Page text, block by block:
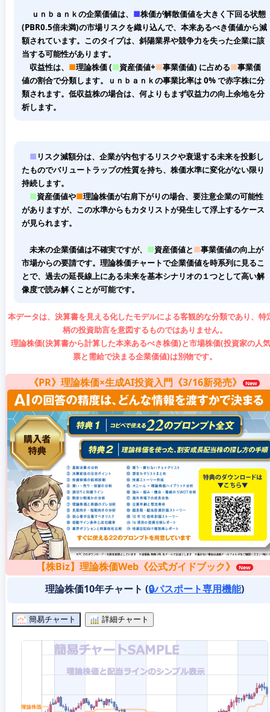
ｕｎｂａｎｋの企業価値は、 ■株価が解散価値を大きく下回る状態
(PBR0.5倍未満)の市場リスクを織り込んで、本来あるべき価値から減
額されています。このタイプは、斜陽業界や競争力を失った企業に該
当する可能性があります。
収益性は、 ■理論株価 (■資産価値+■事業価値) に占める■事業価
値の割合で分類します。ｕｎｂａｎｋの事業比率は 0% で赤字株に分
類されます。低収益株の場合は、何よりもまず収益力の向上余地を分
析します。
■ リスク減額分は、企業が内包するリスクや衰退する未来を投影し
たものでバリュートラップの性質を持ち、株価水準に変化がない限り
持続します。
■資産価値や■理論株価が右肩下がりの場合、要注意企業の可能性
がありますが、この水準からもカタリストが発生して浮上するケース
が見られます。
未来の企業価値は不確実ですが、 ■資産価値と■事業価値の向上が
市場からの要請です。理論株価チャートで企業価値を時系列に見るこ
とで、過去の延長線上にある未来を基本シナリオの１つとして高い解
像度で読み解くことが可能です。
本データは、決算書を見える化したモデルによる客観的な分類であり、特
柄の投資助言を意図するものではありません。
理論株価(決算書から計算した本来あるべき株価)と市場株価(投資家の人
票と需給で決まる企業価値)は別物です。
《PR》理論株価×生成AI投資入門《3/16新発売》
【株Biz】理論株価Web《公式ガイドブック》
理論株価10年チャート (🔒パスポート専用機能)
簡易チャート 詳細チャート